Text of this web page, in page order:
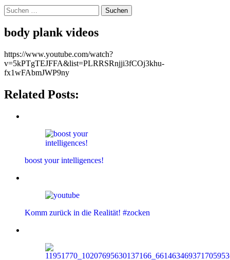
Suchen
nach:
body plank videos
https://www.youtube.com/watch?
v=5kPTgTEJFFA&list=PLRRSRnjji3fCOj3khu-
fx1wFAbmJWP9ny
Related Posts:
boost your intelligences!
Komm zurück in die Realität! #zocken